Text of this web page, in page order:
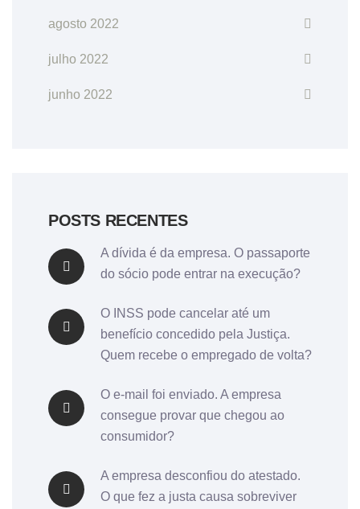
agosto 2022
julho 2022
junho 2022
POSTS RECENTES
A dívida é da empresa. O passaporte
do sócio pode entrar na execução?
O INSS pode cancelar até um
benefício concedido pela Justiça.
Quem recebe o empregado de volta?
O e-mail foi enviado. A empresa
consegue provar que chegou ao
consumidor?
A empresa desconfiou do atestado.
O que fez a justa causa sobreviver